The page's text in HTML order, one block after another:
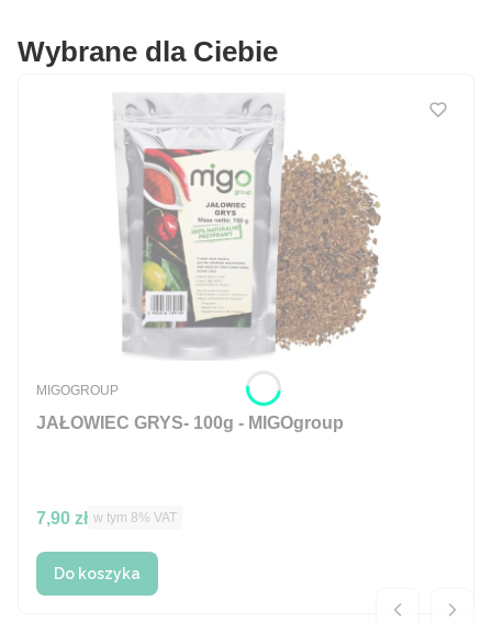
Wybrane dla Ciebie
JAŁOWIEC GRYS- 100g - MIGOgroup
PRODUCENT
MIGOGROUP
Cena brutto
7,90 zł w tym %s VAT
w tym 8% VAT
Do koszyka